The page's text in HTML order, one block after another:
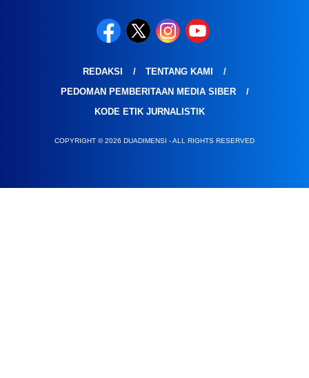
REDAKSI
TENTANG KAMI
PEDOMAN PEMBERITAAN MEDIA SIBER
KODE ETIK JURNALISTIK
COPYRIGHT © 2026 DUADIMENSI - ALL RIGHTS RESERVED